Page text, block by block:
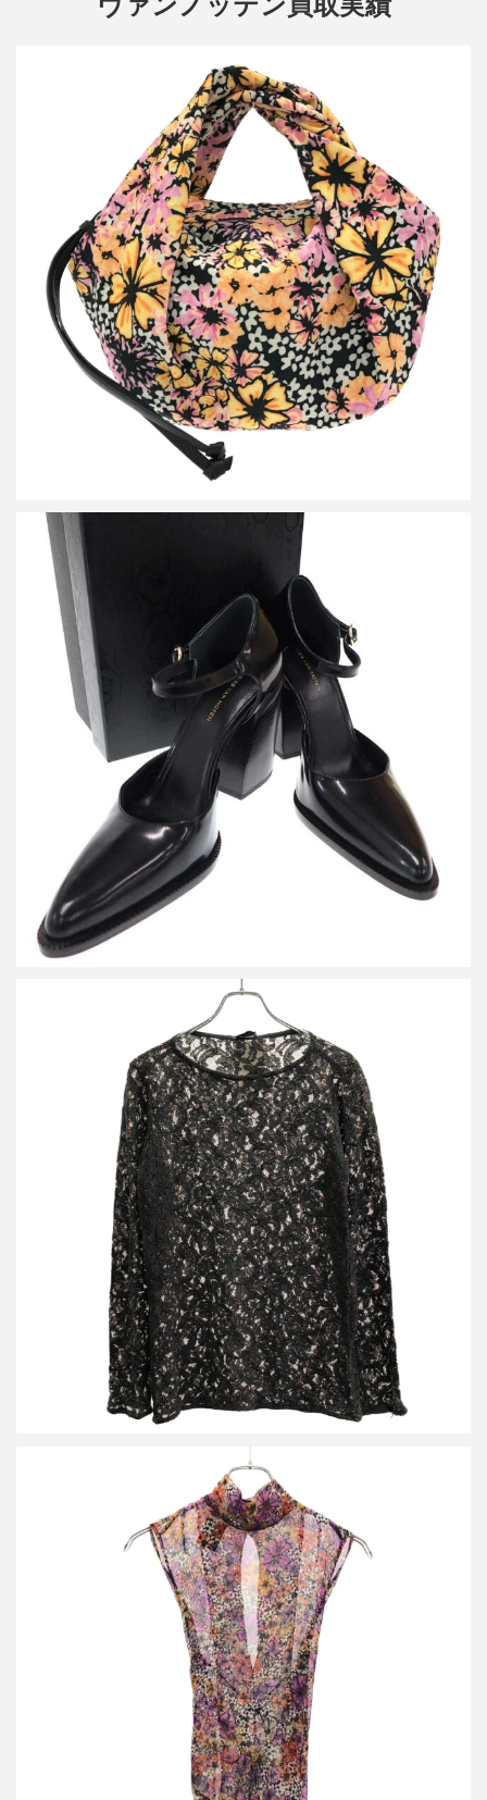
ドリスヴァンノッテン フラワー ハンドバッグ
買取金額15,000円
詳しく見る
ドリスヴァンノッテン チャッキーヒール ストラップシューズ
WW232 940 H95
買取金額19,000円
詳しく見る
ドリスヴァンノッテン 13SS フラワーレース ロングスリーブカッ
トソー
詳しく見る
ドリスヴァンノッテン 23SS CARMA 6106 W.W.TOP フラワー ノ
ースリーブトップス 231-010759-6106-976
買取金額12,000円
詳しく見る